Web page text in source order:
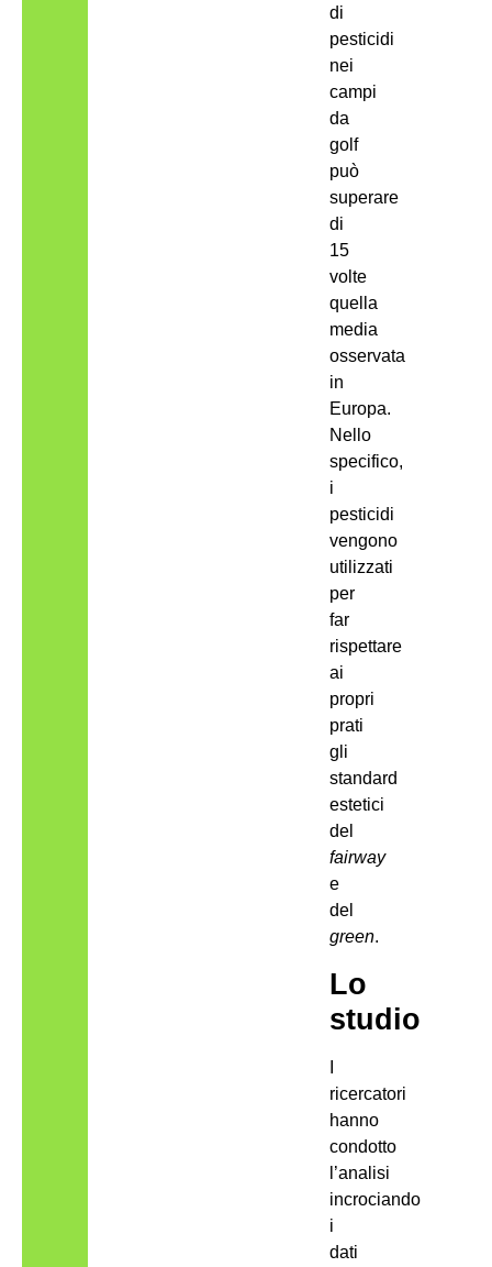
di
pesticidi
nei
campi
da
golf
può
superare
di
15
volte
quella
media
osservata
in
Europa.
Nello
specifico,
i
pesticidi
vengono
utilizzati
per
far
rispettare
ai
propri
prati
gli
standard
estetici
del
fairway
e
del
green.
Lo
studio
ricercatori
hanno
condotto
l’analisi
incrociando
i
dati